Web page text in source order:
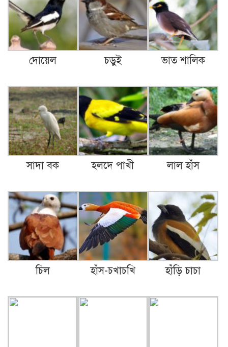
দোয়েল চড়ুই ভাত শালিক
সাদা বক হলদে পাখী লাল হাঁস
চিল হাঁস-চখাচখি হাঁড়ি চাচা